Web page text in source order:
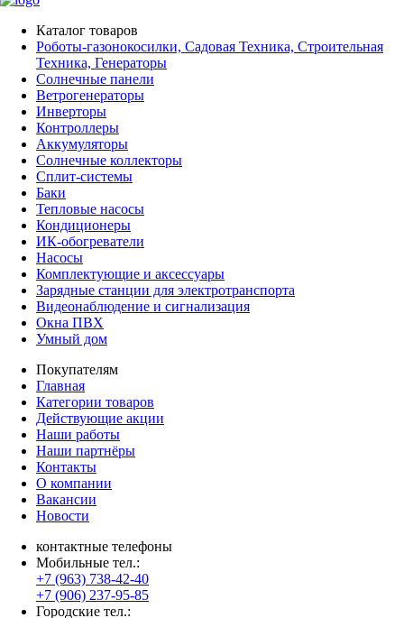
Каталог товаров
Роботы-газонокосилки, Садовая Техника, Строительная
Техника, Генераторы
Солнечные панели
Ветрогенераторы
Инверторы
Контроллеры
Аккумуляторы
Солнечные коллекторы
Сплит-системы
Баки
Тепловые насосы
Кондиционеры
ИК-обогреватели
Насосы
Комплектующие и аксессуары
Зарядные станции для электротранспорта
Видеонаблюдение и сигнализация
Окна ПВХ
Умный дом
Покупателям
Главная
Категории товаров
Действующие акции
Наши работы
Наши партнёры
Контакты
О компании
Вакансии
Новости
контактные телефоны
Мобильные тел.:
+7 (963) 738-42-40
+7 (906) 237-95-85
Городские тел.: